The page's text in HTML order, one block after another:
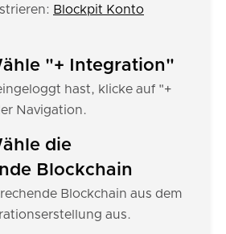
Blockpit Konto
"+ Integration"
hast, klicke auf "+
Navigation.
die
Blockchain
Blockchain aus dem
aus.